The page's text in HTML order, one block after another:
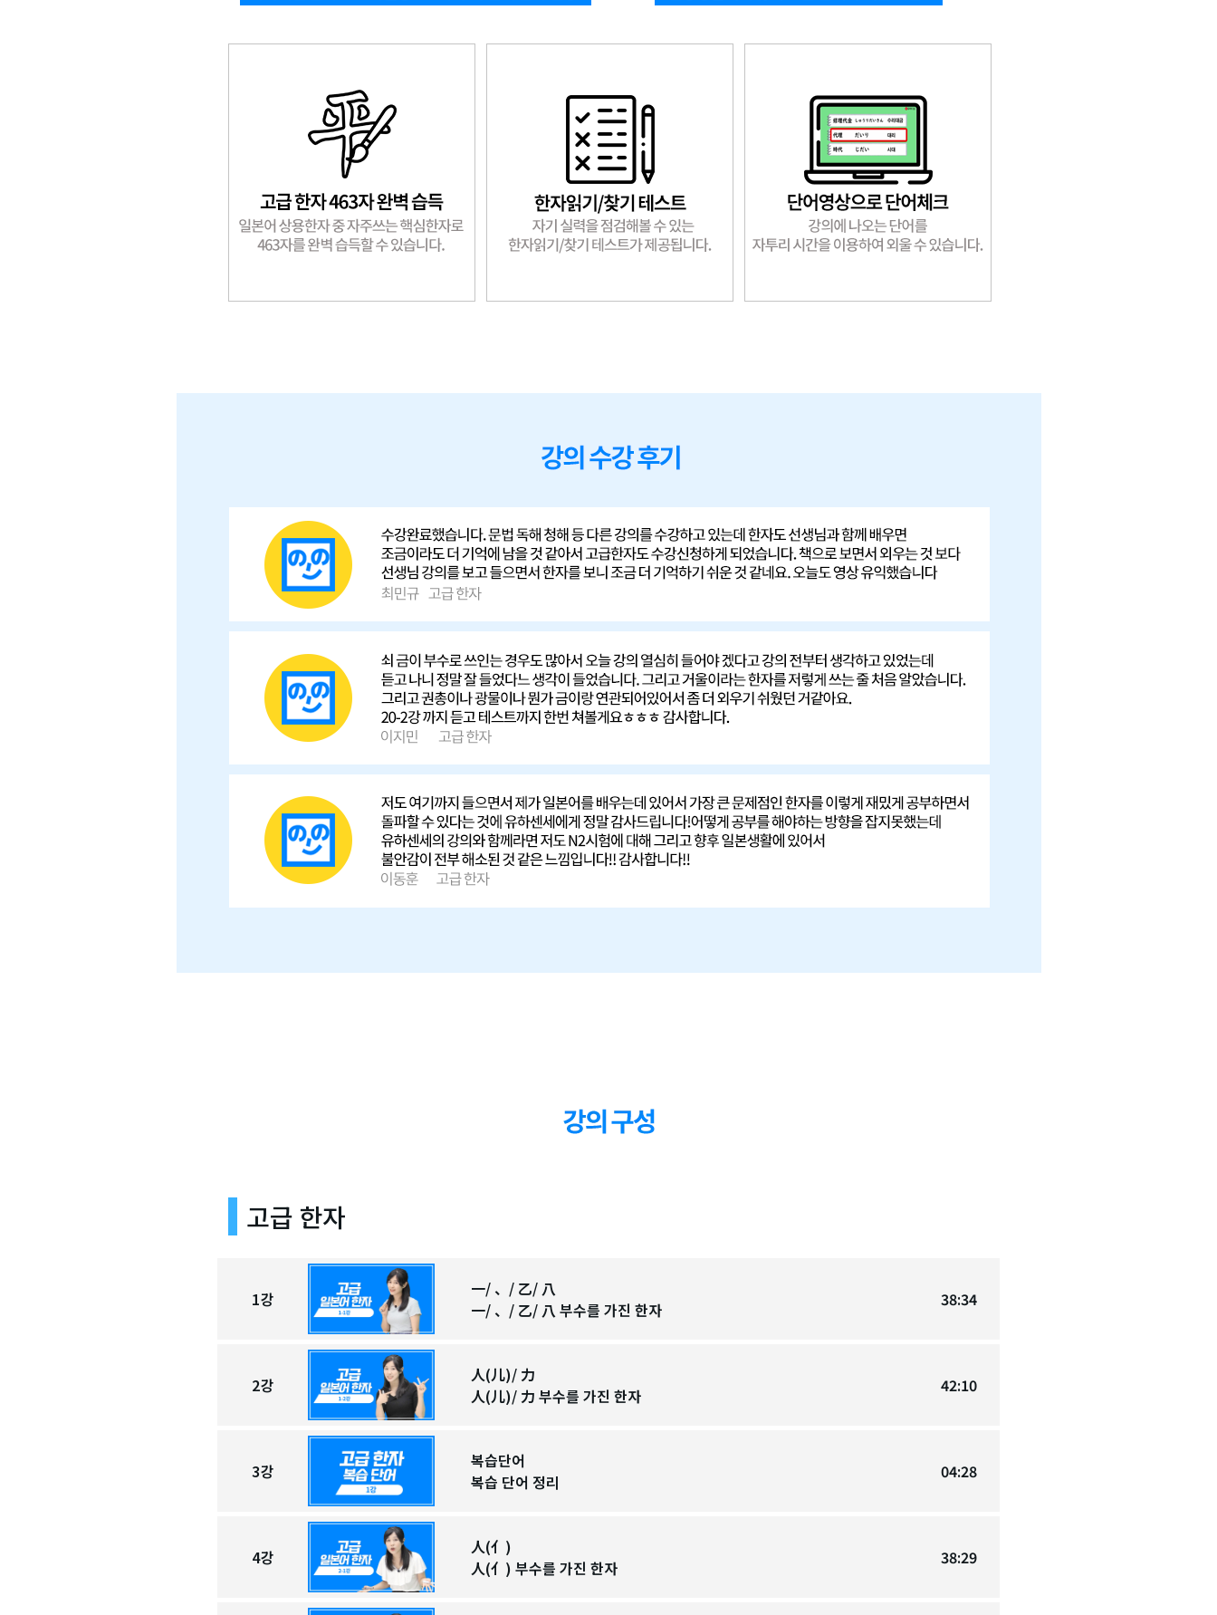
고급 한자
1강
一/ 、/ 乙/ 八
一/ 、/ 乙/ 八 부수를 가진 한자
38:34
2강
人(儿)/ 力
人(儿)/ 力 부수를 가진 한자
42:10
3강
복습단어
복습 단어 정리
04:28
4강
人(亻)
人(亻) 부수를 가진 한자
38:29